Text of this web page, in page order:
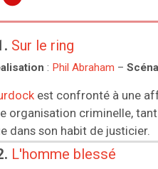
Sur le ring
: Phil Abraham –
est confronté à une
organisation criminelle,
dans son habit de justicier.
L'homme blessé